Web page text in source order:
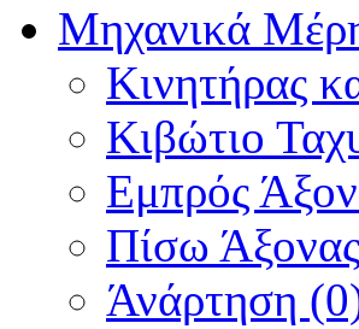
Μηχανικά
Κινητήρας
Κιβώτιο
Εμπρός
Πίσω
Άνάρτηση